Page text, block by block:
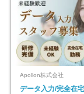
Apollon株式会社
データ入力/完全在